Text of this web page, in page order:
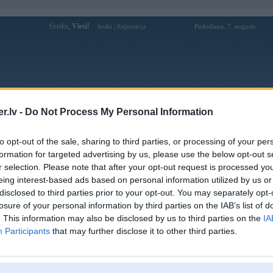
- Do Not Process My Personal Information
opt-out of the sale, sharing to third parties, or processing of your
for targeted advertising by us, please use the below opt-out
selection. Please note that after your opt-out request is processed
interest-based ads based on personal information utilized by us
to third parties prior to your opt-out. You may separately
of your personal information by third parties on the IAB’s list of
This information may also be disclosed by us to third parties on the
Participants that may further disclose it to other third parties.
Sveiks, Viesi! Ienākt Reģistrācija Piektdiena, 7. augusts
Forums Galerijas Reģistrācija Lietotāji
Lietotāja 99okdohod profils
Lietotājvārds:
99okdohod
Nodarbošanās:
99okdohod
Ziņojumi forumā:
0
[Pēdējie ziņojumi forumā]